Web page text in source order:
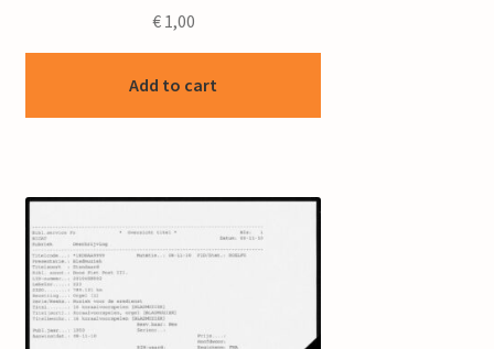
€1,00
Add to cart